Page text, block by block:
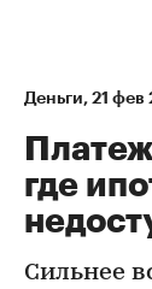
Деньги⁠, 21 фев
где
Сильнее